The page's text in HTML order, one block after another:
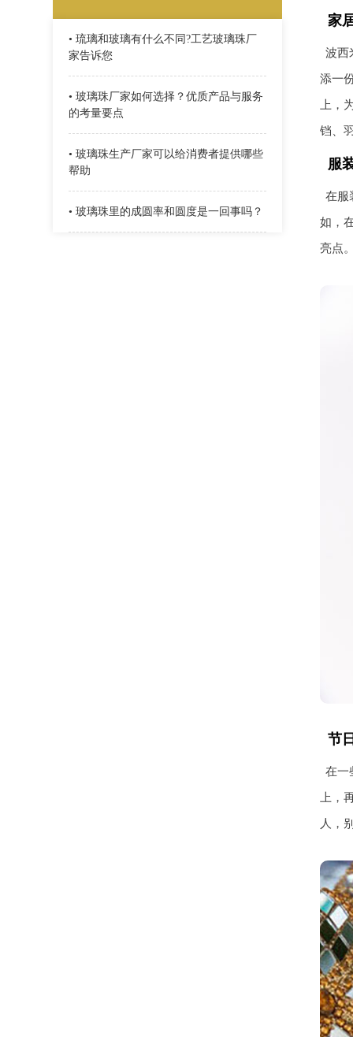
• 琉璃和玻璃有什么不同?工艺玻璃珠厂
家告诉您
• 玻璃珠厂家如何选择？优质产品与服务
的考量要点
• 玻璃珠生产厂家可以给消费者提供哪些
帮助
• 玻璃珠里的成圆率和圆度是一回事吗？
家
波西
添一
上，
铛、
服
在服
如，
亮点
节
在一
上，
人，